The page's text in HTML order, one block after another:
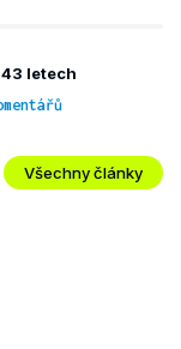
letech
Všechny články